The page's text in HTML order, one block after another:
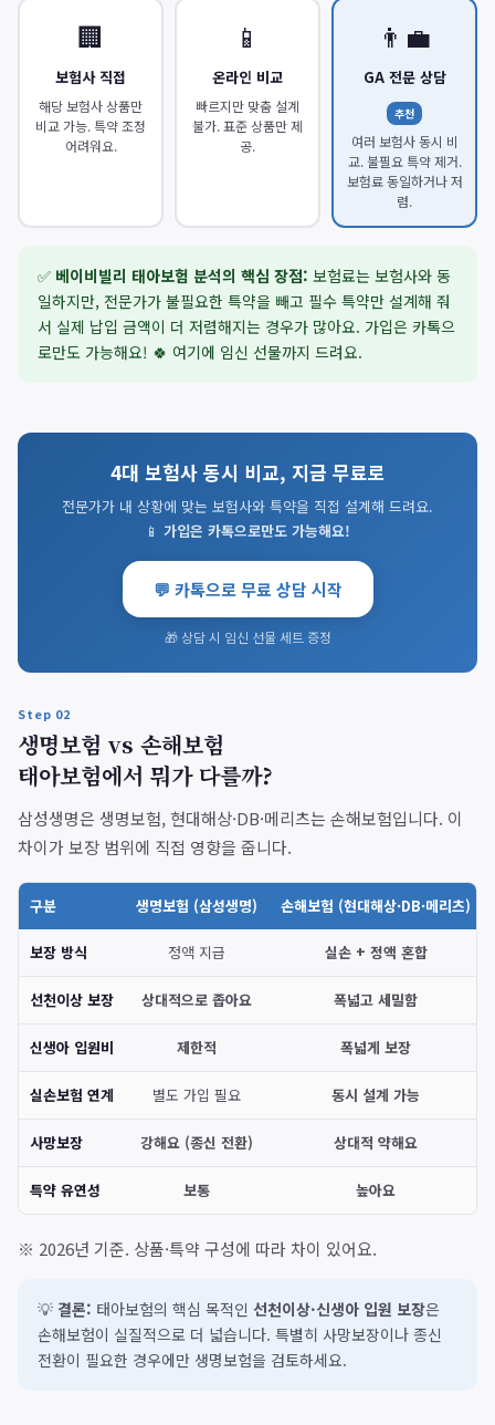
🏢
보험사 직접
해당 보험사 상품만
비교 가능. 특약 조정
어려워요.
📱
온라인 비교
빠르지만 맞춤 설계
불가. 표준 상품만 제
공.
👨‍💼
GA 전문 상담
추천
여러 보험사 동시 비
교. 불필요 특약 제거.
보험료 동일하거나 저
렴.
✅ 베이비빌리 태아보험 분석의 핵심 장점: 보험료는 보험사와 동
일하지만, 전문가가 불필요한 특약을 빼고 필수 특약만 설계해 줘
서 실제 납입 금액이 더 저렴해지는 경우가 많아요. 가입은 카톡으
로만도 가능해요! 🍀 여기에 임신 선물까지 드려요.
4대 보험사 동시 비교, 지금 무료로
전문가가 내 상황에 맞는 보험사와 특약을 직접 설계해 드려요.
📱 가입은 카톡으로만도 가능해요!
💬 카톡으로 무료 상담 시작
🎁 상담 시 임신 선물 세트 증정
Step 02
생명보험 vs 손해보험
태아보험에서 뭐가 다를까?
삼성생명은 생명보험, 현대해상·DB·메리츠는 손해보험입니다. 이
차이가 보장 범위에 직접 영향을 줍니다.
구분 생명보험 (삼성생명) 손해보험 (현대해상·DB·메리츠)
보장 방식 정액 지급 실손 + 정액 혼합
선천이상 보장 상대적으로 좁아요 폭넓고 세밀함
신생아 입원비 제한적 폭넓게 보장
실손보험 연계 별도 가입 필요 동시 설계 가능
사망보장 강해요 (종신 전환) 상대적 약해요
특약 유연성 보통 높아요
※ 2026년 기준. 상품·특약 구성에 따라 차이 있어요.
💡 결론: 태아보험의 핵심 목적인 선천이상·신생아 입원 보장은
손해보험이 실질적으로 더 넓습니다. 특별히 사망보장이나 종신
전환이 필요한 경우에만 생명보험을 검토하세요.